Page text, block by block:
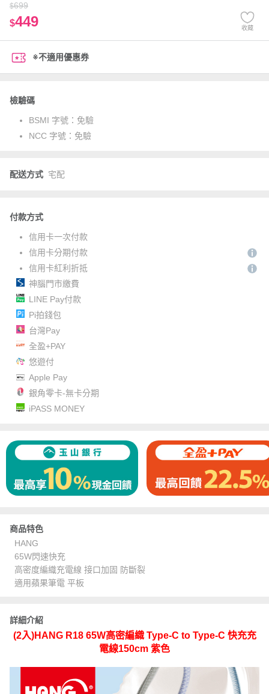
$699
$449 收藏
※不適用優惠券
檢驗碼
BSMI 字號： 免驗
NCC 字號： 免驗
配送方式 宅配
付款方式
信用卡一次付款
信用卡分期付款
信用卡紅利折抵
神腦門市繳費
LINE Pay付款
Pi拍錢包
台灣Pay
全盈+PAY
悠遊付
Apple Pay
銀角零卡-無卡分期
iPASS MONEY
商品特色
HANG
65W閃速快充
高密度編織充電線 接口加固 防斷裂
適用蘋果筆電 平板
詳細介紹
(2入)HANG R18 65W高密編織 Type-C to Type-C 快充充
電線150cm 紫色